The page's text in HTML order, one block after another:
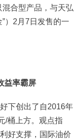
混合型产品，与天弘
）2月7日发售的一
益率霸屏
下创出了自2016年
/桶上方。观点指
好支撑，国际油价